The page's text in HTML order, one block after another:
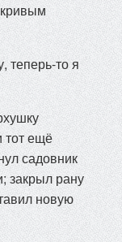
теперь-то я
тот ещё
садовник
закрыл рану
новую